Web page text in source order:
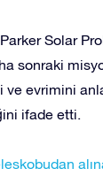
Solar
sonraki
ve evrimini
ifade etti.